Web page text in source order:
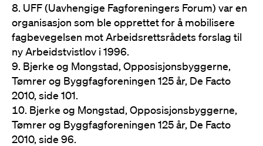
UFF (Uavhengige Fagforeningers Forum) var en
organisasjon som ble opprettet for å mobilisere
fagbevegelsen mot Arbeidsrettsrådets forslag til
ny Arbeidstvistlov i 1996.
Bjerke og Mongstad, Opposisjonsbyggerne,
Tømrer og Byggfagforeningen 125 år, De Facto
2010, side 101.
Bjerke og Mongstad, Opposisjonsbyggerne,
Tømrer og Byggfagforeningen 125 år, De Facto
2010, side 96.